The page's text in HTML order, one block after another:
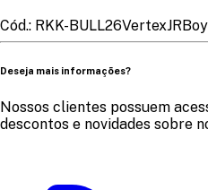
Cód.: RKK-BULL26VertexJRBoy
Deseja mais informações?
Nossos clientes possuem
descontos e novidades sobre